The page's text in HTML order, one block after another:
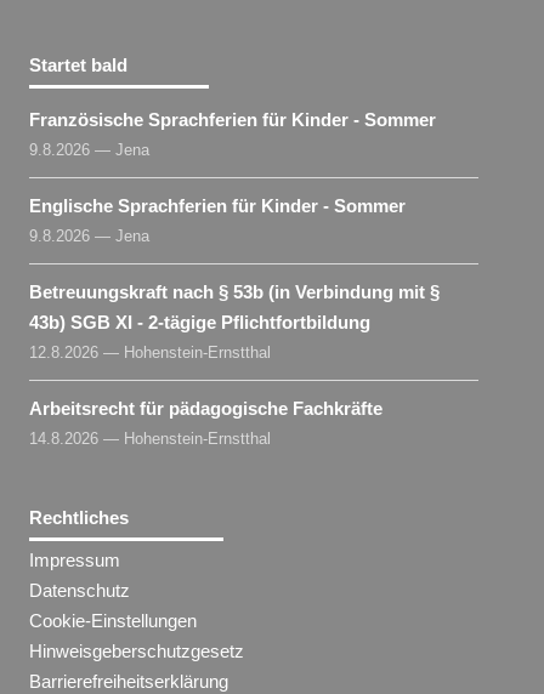
Startet bald
Französische Sprachferien für Kinder - Sommer
9.8.2026 — Jena
Englische Sprachferien für Kinder - Sommer
9.8.2026 — Jena
Betreuungskraft nach § 53b (in Verbindung mit §
43b) SGB XI - 2-tägige Pflichtfortbildung
12.8.2026 — Hohenstein-Ernstthal
Arbeitsrecht für pädagogische Fachkräfte
14.8.2026 — Hohenstein-Ernstthal
Rechtliches
Impressum
Datenschutz
Cookie-Einstellungen
Hinweisgeberschutzgesetz
Barrierefreiheitserklärung